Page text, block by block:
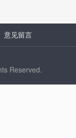
意见留言
Reserved.